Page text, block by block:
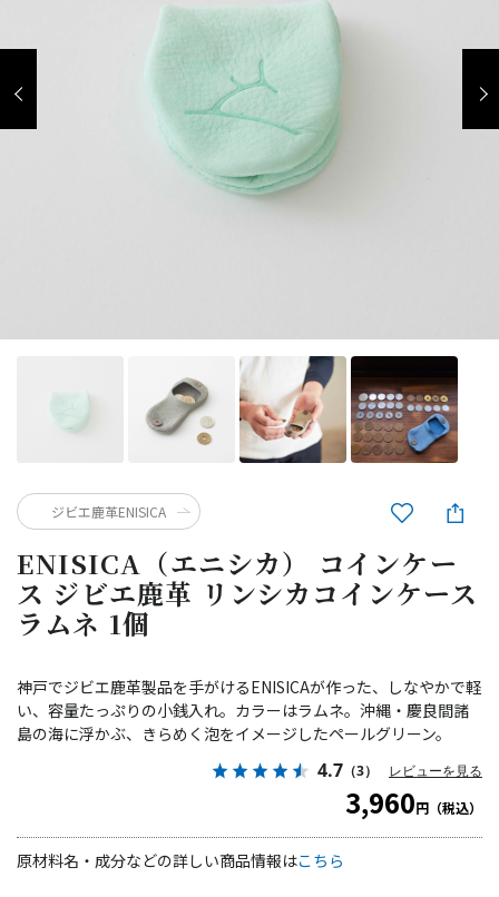
ENISICA（エニシカ） コインケー
ス ジビエ鹿革 リンシカコインケース
ラムネ 1個
神戸でジビエ鹿革製品を手がけるENISICAが作った、しなやかで軽
い、容量たっぷりの小銭入れ。カラーはラムネ。沖縄・慶良間諸
島の海に浮かぶ、きらめく泡をイメージしたペールグリーン。
4.7 （3） レビューを見る
3,960円（税込）
原材料名・成分などの詳しい商品情報はこちら
ジビエ鹿革ENISICA